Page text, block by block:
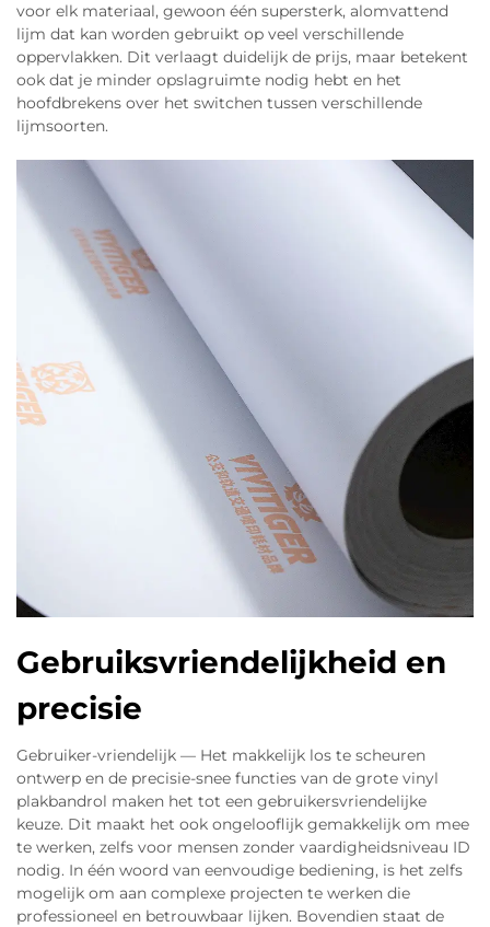
voor elk materiaal, gewoon één supersterk, alomvattend
lijm dat kan worden gebruikt op veel verschillende
oppervlakken. Dit verlaagt duidelijk de prijs, maar betekent
ook dat je minder opslagruimte nodig hebt en het
hoofdbrekens over het switchen tussen verschillende
lijmsoorten.
Gebruiksvriendelijkheid en
precisie
Gebruiker-vriendelijk — Het makkelijk los te scheuren
ontwerp en de precisie-snee functies van de grote vinyl
plakbandrol maken het tot een gebruikersvriendelijke
keuze. Dit maakt het ook ongelooflijk gemakkelijk om mee
te werken, zelfs voor mensen zonder vaardigheidsniveau ID
nodig. In één woord van eenvoudige bediening, is het zelfs
mogelijk om aan complexe projecten te werken die
professioneel en betrouwbaar lijken. Bovendien staat de